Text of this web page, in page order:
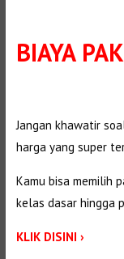
BIAYA
Jangan khawatir
harga yang super
Kamu bisa memilih
kelas dasar hingga
KLIK DISINI ›